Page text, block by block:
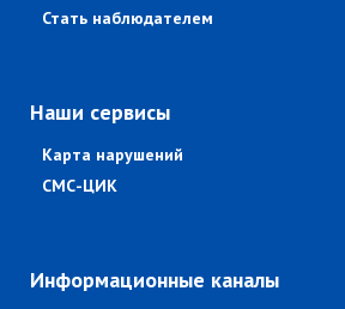
Стать наблюдателем
Наши сервисы
Карта нарушений
СМС-ЦИК
Информационные каналы